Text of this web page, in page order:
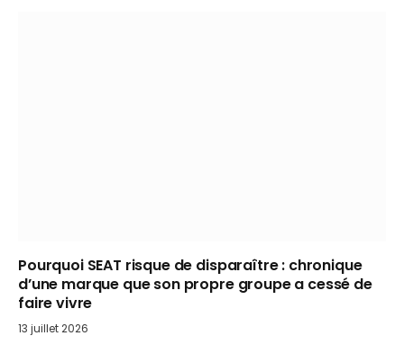
Pourquoi SEAT risque de disparaître : chronique
d’une marque que son propre groupe a cessé de
faire vivre
13 juillet 2026